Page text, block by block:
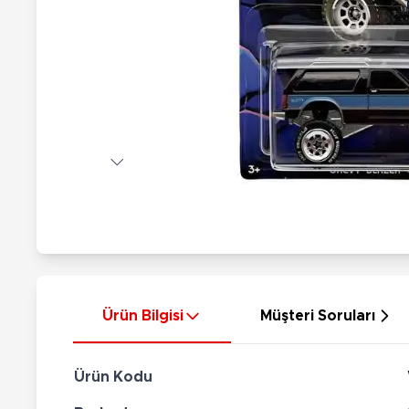
Silahlar
Silah Setleri
Kılıç Setleri
Ok Setleri
Ürün Bilgisi Müşteri Soruları
Ürün Kodu